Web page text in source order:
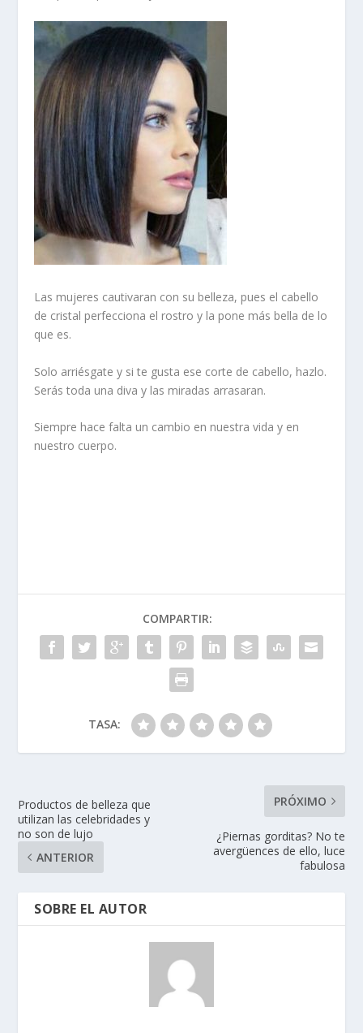
Las mujeres cautivaran con su belleza, pues el cabello
de cristal perfecciona el rostro y la pone más bella de lo
que es.
Solo arriésgate y si te gusta ese corte de cabello, hazlo.
Serás toda una diva y las miradas arrasaran.
Siempre hace falta un cambio en nuestra vida y en
nuestro cuerpo.
COMPARTIR:
TASA:
Productos de belleza que
utilizan las celebridades y
no son de lujo
ANTERIOR
PRÓXIMO
¿Piernas gorditas? No te
avergüences de ello, luce
fabulosa
SOBRE EL AUTOR